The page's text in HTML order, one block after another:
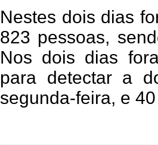
Nestes dois dias
823 pessoas,
Nos dois dias
para detectar a
segunda-feira, e